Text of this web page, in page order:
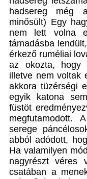
hadsereg még
minősült) Egy
nem lett volna
támadásba
érkező ruméliai
az okozta, hogy
illetve nem voltak
akkora tüzérségi
egyik katona
füstöt
megfutamodott.
serege
abból adódott,
Ha valamilyen
nagyrészt véres
csatában a